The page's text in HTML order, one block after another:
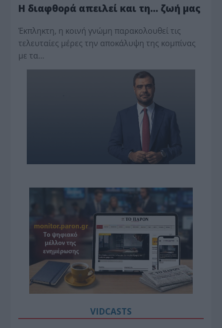
Η διαφθορά απειλεί και τη… ζωή μας
Έκπληκτη, η κοινή γνώμη παρακολουθεί τις
τελευταίες μέρες την αποκάλυψη της κο­μπίνας
με τα…
VIDCASTS